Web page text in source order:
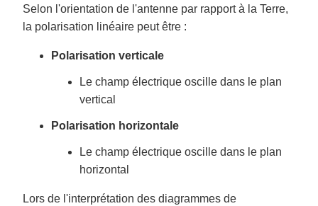
Selon l'orientation de l'antenne par rapport à la Terre,
la polarisation linéaire peut être :
Polarisation verticale
Le champ électrique oscille dans le plan
vertical
Polarisation horizontale
Le champ électrique oscille dans le plan
horizontal
Lors de l'interprétation des diagrammes de